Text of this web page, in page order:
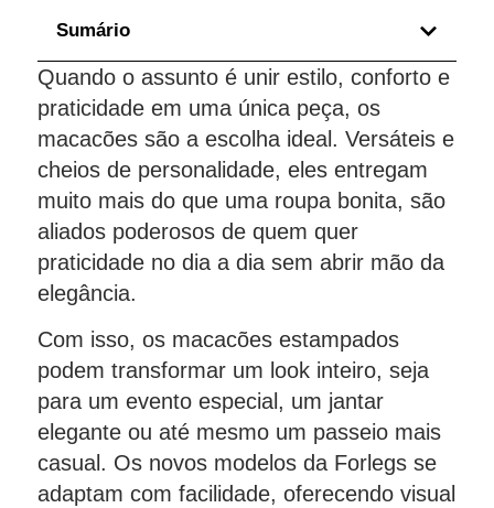
Sumário
Quando o assunto é unir estilo, conforto e
praticidade em uma única peça, os
macacões são a escolha ideal. Versáteis e
cheios de personalidade, eles entregam
muito mais do que uma roupa bonita, são
aliados poderosos de quem quer
praticidade no dia a dia sem abrir mão da
elegância.
Com isso, os macacões estampados
podem transformar um look inteiro, seja
para um evento especial, um jantar
elegante ou até mesmo um passeio mais
casual. Os novos modelos da Forlegs se
adaptam com facilidade, oferecendo visual